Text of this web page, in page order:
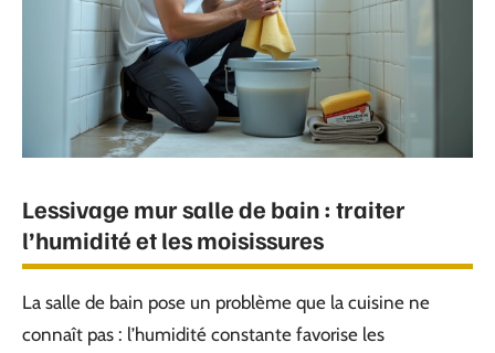
Lessivage mur salle de bain : traiter
l’humidité et les moisissures
La salle de bain pose un problème que la cuisine ne
connaît pas : l’humidité constante favorise les